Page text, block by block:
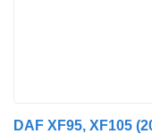
DAF XF95, XF105